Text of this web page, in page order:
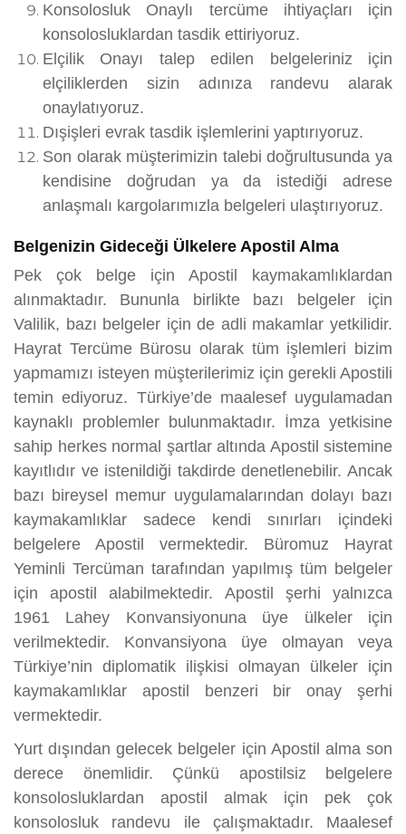
Konsolosluk Onaylı tercüme ihtiyaçları için
konsolosluklardan tasdik ettiriyoruz.
Elçilik Onayı talep edilen belgeleriniz için
elçiliklerden sizin adınıza randevu alarak
onaylatıyoruz.
Dışişleri evrak tasdik işlemlerini yaptırıyoruz.
Son olarak müşterimizin talebi doğrultusunda ya
kendisine doğrudan ya da istediği adrese
anlaşmalı kargolarımızla belgeleri ulaştırıyoruz.
Belgenizin Gideceği Ülkelere Apostil Alma
Pek çok belge için Apostil kaymakamlıklardan
alınmaktadır. Bununla birlikte bazı belgeler için
Valilik, bazı belgeler için de adli makamlar yetkilidir.
Hayrat Tercüme Bürosu olarak tüm işlemleri bizim
yapmamızı isteyen müşterilerimiz için gerekli Apostili
temin ediyoruz. Türkiye’de maalesef uygulamadan
kaynaklı problemler bulunmaktadır. İmza yetkisine
sahip herkes normal şartlar altında Apostil sistemine
kayıtlıdır ve istenildiği takdirde denetlenebilir. Ancak
bazı bireysel memur uygulamalarından dolayı bazı
kaymakamlıklar sadece kendi sınırları içindeki
belgelere Apostil vermektedir. Büromuz Hayrat
Yeminli Tercüman tarafından yapılmış tüm belgeler
için apostil alabilmektedir. Apostil şerhi yalnızca
1961 Lahey Konvansiyonuna üye ülkeler için
verilmektedir. Konvansiyona üye olmayan veya
Türkiye’nin diplomatik ilişkisi olmayan ülkeler için
kaymakamlıklar apostil benzeri bir onay şerhi
vermektedir.
Yurt dışından gelecek belgeler için Apostil alma son
derece önemlidir. Çünkü apostilsiz belgelere
konsolosluklardan apostil almak için pek çok
konsolosluk randevu ile çalışmaktadır. Maalesef